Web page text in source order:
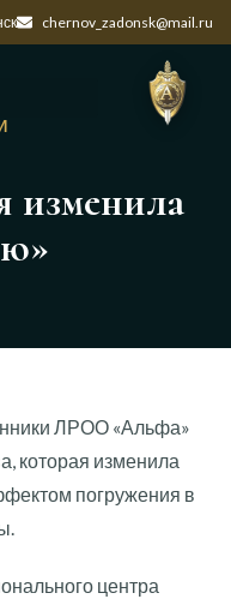
chernov_zadonsk@mail.ru
изменила
ЛРОО «Альфа»
которая изменила
погружения в
центра